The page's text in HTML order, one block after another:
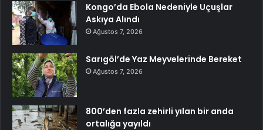
Kongo’da Ebola Nedeniyle Uçuşlar
Askıya Alındı
Ağustos 7, 2026
Sarıgöl’de Yaz Meyvelerinde Bereket
Ağustos 7, 2026
800’den fazla zehirli yılan bir anda
ortalığa yayıldı